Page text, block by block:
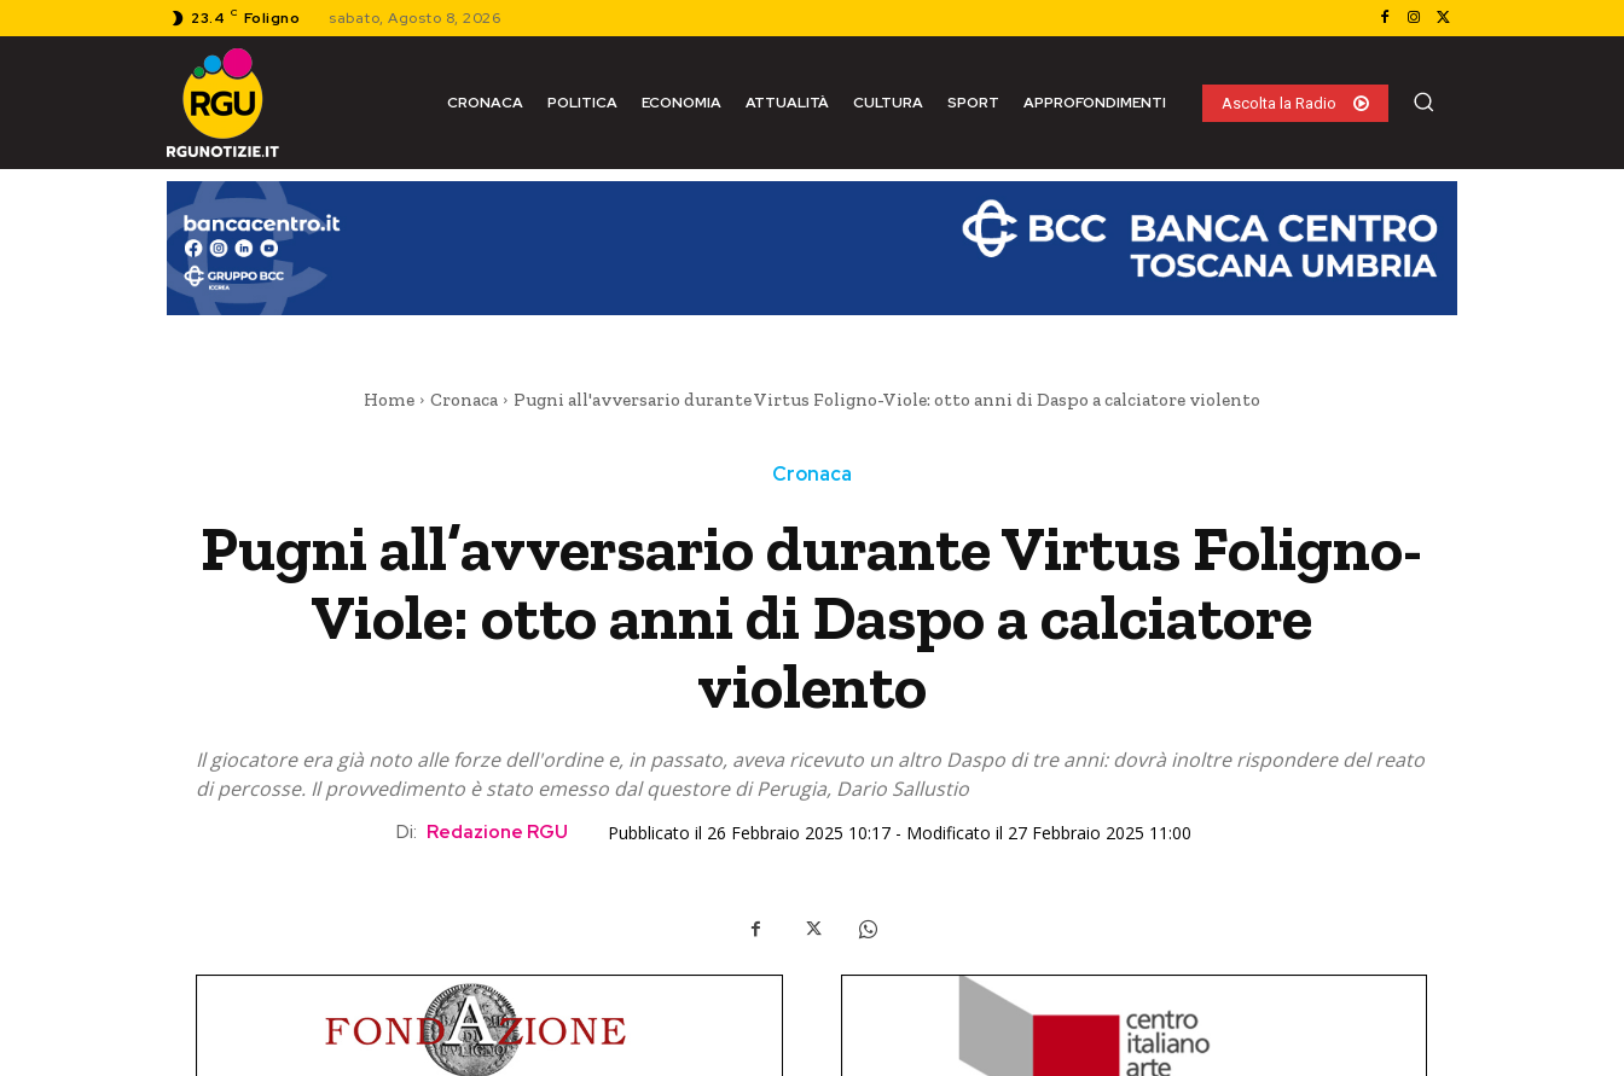
23.4 C Foligno sabato, Agosto 8, 2026
CRONACA POLITICA ECONOMIA ATTUALITÀ CULTURA SPORT APPROFONDIMENTI Ascolta la Radio
Home Cronaca Pugni all'avversario durante Virtus Foligno-Viole: otto anni di Daspo a calciatore violento
Cronaca
Pugni all’avversario durante Virtus Foligno-
Viole: otto anni di Daspo a calciatore
violento
Il giocatore era già noto alle forze dell'ordine e, in passato, aveva ricevuto un altro Daspo di tre anni: dovrà inoltre rispondere del reato
di percosse. Il provvedimento è stato emesso dal questore di Perugia, Dario Sallustio
Di: Redazione RGU Pubblicato il 26 Febbraio 2025 10:17 - Modificato il 27 Febbraio 2025 11:00